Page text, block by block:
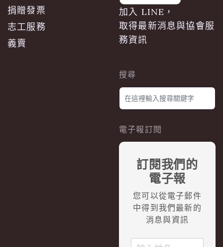
捐贈發票
志工服務
義賣
加入 LINE，
取得最新消息與協會服
務資訊
搜尋
電子報訂閱
訂閱我們的
電子報
您可以從電子郵件
中得到我們最新的
消息與資訊